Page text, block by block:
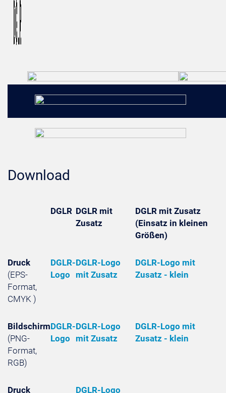
Download
DGLR DGLR mit
Zusatz
DGLR mit Zusatz
(Einsatz in kleinen
Größen)
Druck
(EPS-
Format,
CMYK )
DGLR-
Logo
DGLR-Logo
mit Zusatz
DGLR-Logo mit
Zusatz - klein
Bildschirm
(PNG-
Format,
RGB)
DGLR-
Logo
DGLR-Logo
mit Zusatz
DGLR-Logo mit
Zusatz - klein
Druck
DGLR-Logo